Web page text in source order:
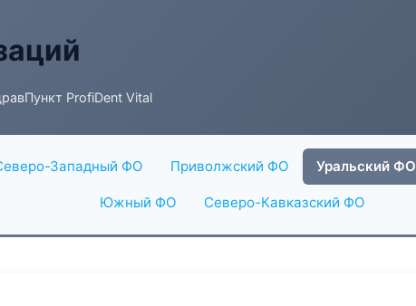
ProfiDent Vital
Западный ФО Приволжский ФО Уральский ФО
Южный ФО Северо-Кавказский ФО